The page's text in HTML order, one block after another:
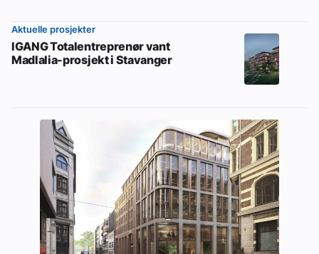
Aktuelle prosjekter
IGANG Totalentreprenør vant
Madlalia-prosjekt i Stavanger